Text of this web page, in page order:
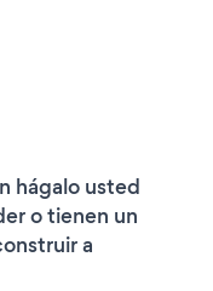
hágalo usted
o tienen un
a